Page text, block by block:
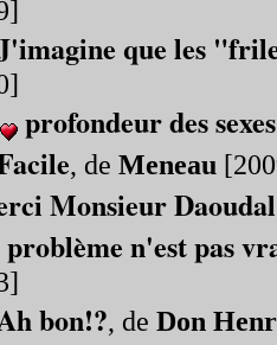
que les
profondeur des
, de Meneau
Monsieur Daoudal
n'est pas
bon!?, de Don